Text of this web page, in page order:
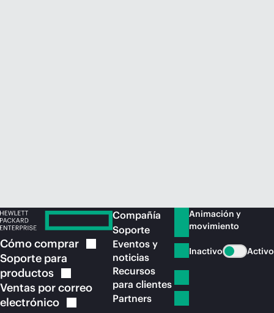
Cómocomprar
Soporte para
productos
Ventas por correo
electrónico
Compañía
Soporte
Eventos y
noticias
Recursos
para clientes
Partners
Animación y
movimiento
Inactivo Activo